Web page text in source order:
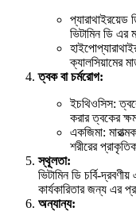
প্যারাথাইরয়েড
ভিটামিন ডি এর
ক্যালসিয়ামের
ত্বক বা চর্মরোগ:
ইচথিওসিস:
করার ত্বকের
একজিমা:
শরীরের
স্থূলতা:
ভিটামিন ডি চর্বি-
কার্যকারিতার জন্য এর
অন্যান্য: